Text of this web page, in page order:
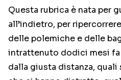
Questa rubrica è nata per
all’indietro, per
delle polemiche e delle
intrattenuto dodici mesi
dalla giusta distanza,